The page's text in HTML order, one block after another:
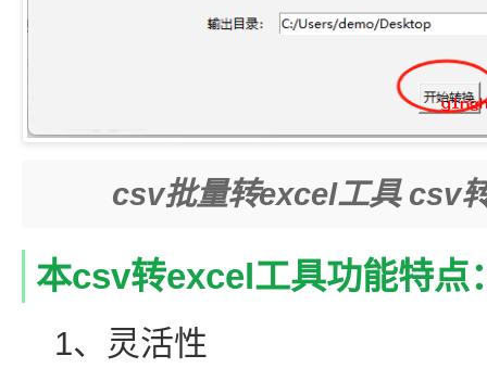
csv批量转excel工具 csv
本csv转excel工具功能特点
1、灵活性